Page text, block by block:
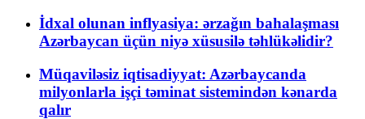
İdxal olunan inflyasiya: ərzağın bahalaşması
Azərbaycan üçün niyə xüsusilə təhlükəlidir?
Müqaviləsiz iqtisadiyyat: Azərbaycanda
milyonlarla işçi təminat sistemindən kənarda
qalır